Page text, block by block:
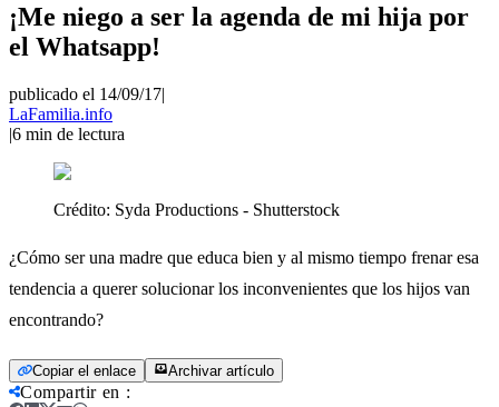
¡Me niego a ser la agenda de mi hija por
el Whatsapp!
publicado el 14/09/17|
LaFamilia.info
|6 min de lectura
Crédito: Syda Productions - Shutterstock
¿Cómo ser una madre que educa bien y al mismo tiempo frenar esa
tendencia a querer solucionar los inconvenientes que los hijos van
encontrando?
Copiar el enlace Archivar artículo
Compartir en :